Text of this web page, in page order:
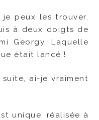
je peux les trouver.
à deux doigts de
Georgy. Laquelle
était lancé !
ai-je vraiment
unique, réalisée à